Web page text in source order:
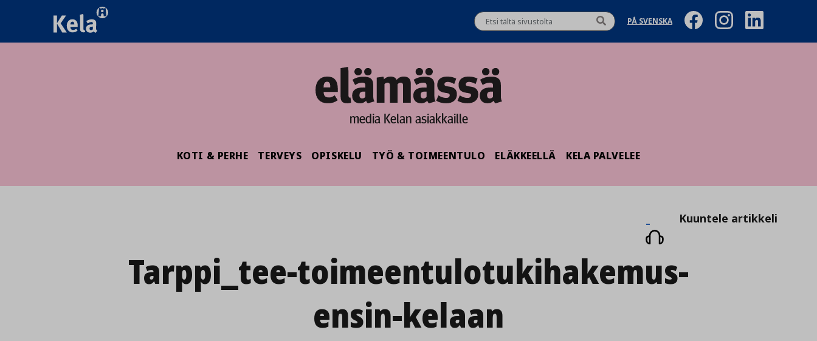
PÅ SVENSKA
media Kelan asiakkaille
KOTI & PERHE TERVEYS OPISKELU TYÖ & TOIMEENTULO ELÄKKEELLÄ KELA PALVELEE
Kuuntele
artikkeli
Kuuntele artikkeli
Tarppi_tee-toimeentulotuki­hakemus-
ensin-kelaan